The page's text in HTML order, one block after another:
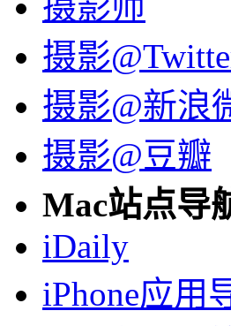
摄影
摄影@新浪
摄影@豆瓣
Mac站点导
iDaily
iPhone应用